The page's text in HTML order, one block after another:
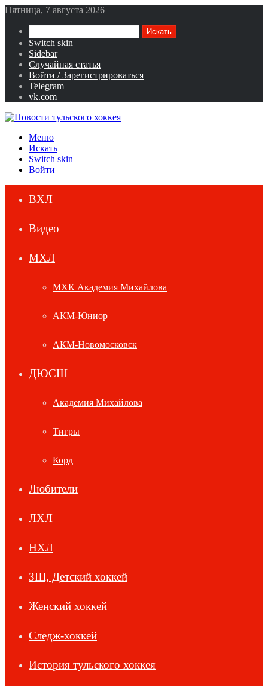
Пятница, 7 августа 2026
Искать
Switch skin
Sidebar
Случайная статья
Войти / Зарегистрироваться
Telegram
vk.com
Меню
Искать
Switch skin
Войти
ВХЛ
Видео
МХЛ
МХК Академия Михайлова
АКМ-Юниор
АКМ-Новомосковск
ДЮСШ
Академия Михайлова
Тигры
Корд
Любители
ЛХЛ
НХЛ
ЗШ, Детский хоккей
Женский хоккей
Следж-хоккей
История тульского хоккея